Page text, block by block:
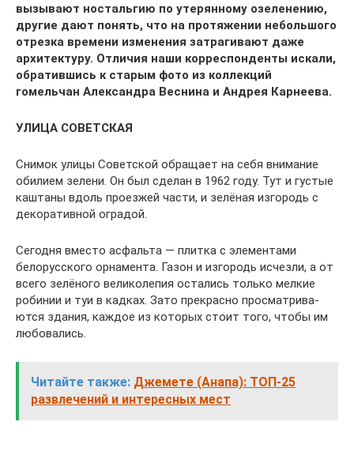
вызывают ностальгию по утерянному озеленению,
другие дают понять, что на протяжении неболь­шого
отрезка времени изменения затрагивают даже
архитектуру. Отличия наши корреспонденты искали,
обратившись к старым фото из коллекций
гомельчан Александра Веснина и Андрея Карнеева.
УЛИЦА СОВЕТСКАЯ
Снимок улицы Советской обращает на себя внимание
обилием зелени. Он был сде­лан в 1962 году. Тут и густые
каштаны вдоль проезжей части, и зелёная изгородь с
деко­ративной оградой.
Сегодня вместо асфальта — плитка с эле­ментами
белорусского орнамента. Газон и изгородь исчезли, а от
всего зелёного великолепия остались только мелкие
робинии и туи в кадках. Зато прекрасно просматрива­
ются здания, каждое из которых стоит того, чтобы им
любовались.
Читайте также: Джемете (Анапа): ТОП-25
развлечений и интересных мест